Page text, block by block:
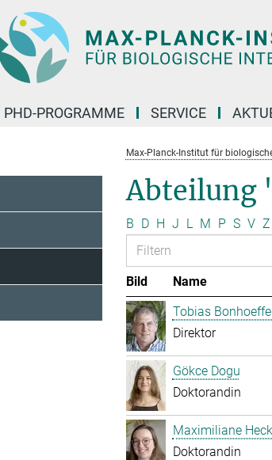
PHD-PROGRAMME SERVICE
Max-Planck-Institut für
Abteilung
B D H J L M P S V Z
Bild Name
Tobias
Direktor
Gökce Dogu
Doktorandin
Maximiliane
Doktorandin